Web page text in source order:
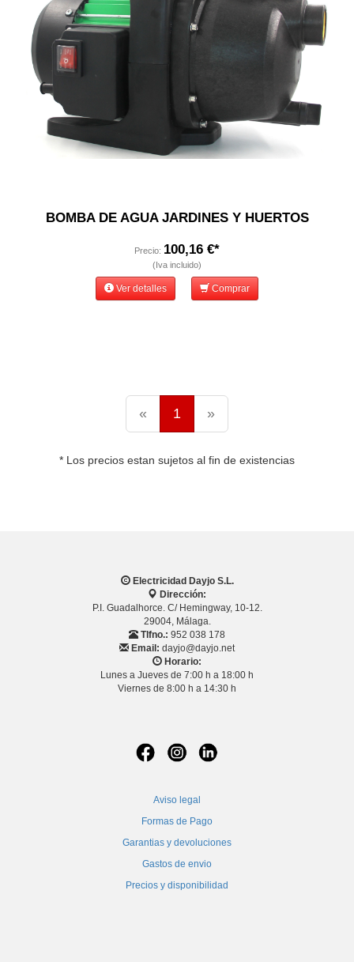
BOMBA DE AGUA JARDINES Y HUERTOS
Precio: 100,16 €*
(Iva incluido)
Ver detalles Comprar
« 1 »
* Los precios estan sujetos al fin de existencias
Electricidad Dayjo S.L.
Dirección:
P.I. Guadalhorce. C/ Hemingway, 10-12.
29004, Málaga.
Tlfno.: 952 038 178
Email: dayjo@dayjo.net
Horario:
Lunes a Jueves de 7:00 h a 18:00 h
Viernes de 8:00 h a 14:30 h
Aviso legal
Formas de Pago
Garantias y devoluciones
Gastos de envio
Precios y disponibilidad